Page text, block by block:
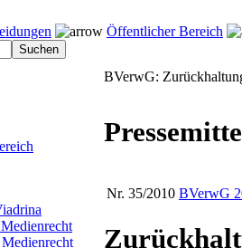
Öffentlicher Bereich
BVerwG:
Nr. 35/2010 BVerwG